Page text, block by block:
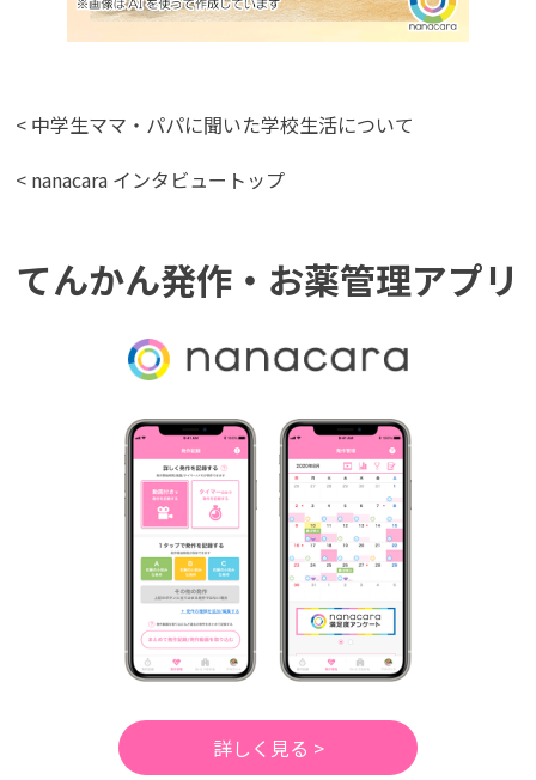
< 中学生ママ・パパに聞いた学校生活について
< nanacara インタビュートップ
てんかん発作・お薬管理アプリ
詳しく見る >